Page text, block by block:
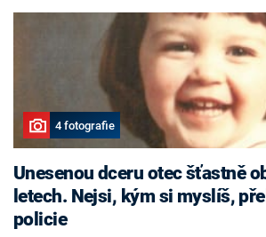
4 fotografie
Unesenou dceru otec šťastně
letech. Nejsi, kým si myslíš,
policie